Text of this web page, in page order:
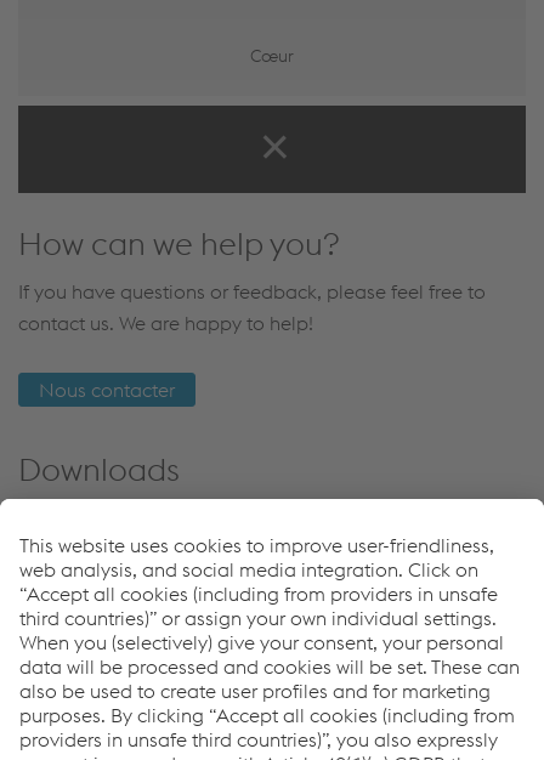
Cœur
How can we help you?
If you have questions or feedback, please feel free to
contact us. We are happy to help!
Nous contacter
Downloads
PDF | 332 KB
Pièce maîtresse à profil simple "EHZ COMPACT 1400"
PDF | 334 KB
Applications
Mixed Traffic
Urban Traffic: Metro